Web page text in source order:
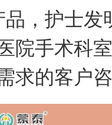
，护士
院手术科
求的客户